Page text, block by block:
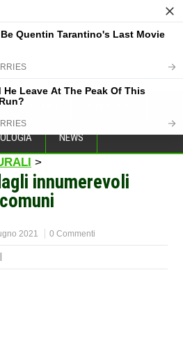
NATURALI
NEWS
>
innumerevoli
2021 0 Commenti